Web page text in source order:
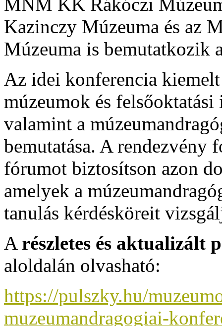
Kazinczy Múzeuma és az
Múzeuma is bemutatkozik
Az idei konferencia
múzeumok és
valamint a
bemutatása. A rendezvény
fórumot biztosítson azon
amelyek a
tanulás kérdésköreit
A részletes és aktualizált
aloldalán olvasható:
https://pulszky.hu/
muzeumandragogiai-